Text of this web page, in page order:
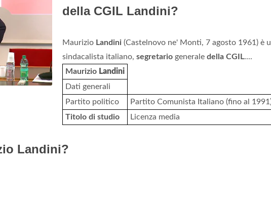
della CGIL Landini?
Maurizio Landini (Castelnovo ne' Monti, 7 agosto 1961) è
sindacalista italiano, segretario generale della CGIL....
Maurizio Landini
Dati generali
Partito politico
Partito Comunista Italiano (fino al
Titolo di studio
Licenza media
Landini?